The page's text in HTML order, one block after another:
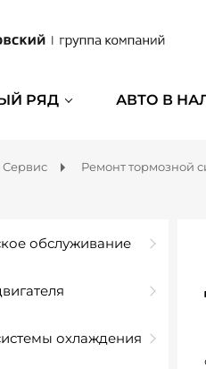
РЯД АВТО В
Сервис Ремонт тормозной
обслуживание
охлаждения